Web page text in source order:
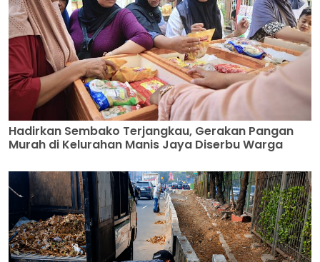
Hadirkan Sembako Terjangkau, Gerakan Pangan
Murah di Kelurahan Manis Jaya Diserbu Warga